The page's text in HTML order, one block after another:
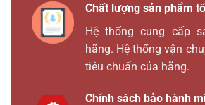
Chất lượng sản phẩm
Hệ thống cung cấp
hãng. Hệ thống vận
tiêu chuẩn của hãng.
Chính sách bảo hành